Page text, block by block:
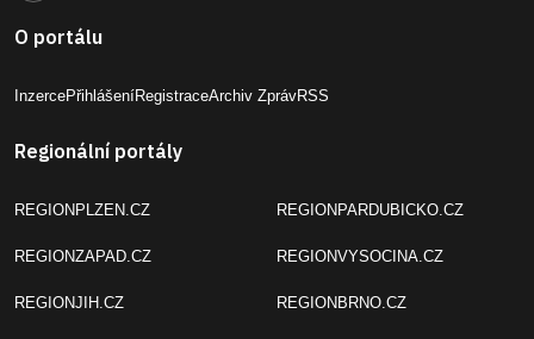
O portálu
InzercePřihlášeníRegistraceArchiv ZprávRSS
Regionální portály
REGIONPLZEN.CZ
REGIONZAPAD.CZ
REGIONJIH.CZ
REGIONPARDUBICKO.CZ
REGIONVYSOCINA.CZ
REGIONBRNO.CZ